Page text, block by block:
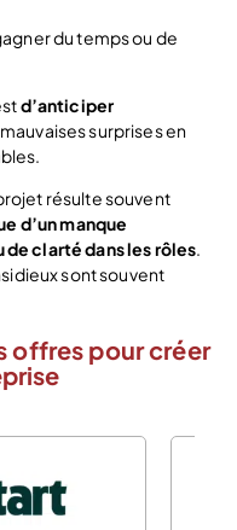
du temps ou de
d’anticiper
surprises en
résulte souvent
d’un manque
clarté dans les rôles.
sont souvent
offres pour créer